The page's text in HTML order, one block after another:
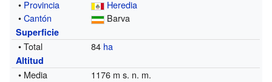
• Provincia
Heredia
•Cantón Barva
Superficie
• Total 84 ha
Altitud
• Media 1176 m s. n. m.